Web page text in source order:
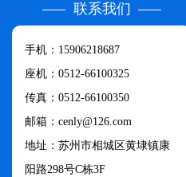
联系我们
手机：15906218687
座机：0512-66100325
传真：0512-66100350
邮箱：cenly@126.com​
地址：苏州市相城区黄埭镇康
阳路298号C栋3F